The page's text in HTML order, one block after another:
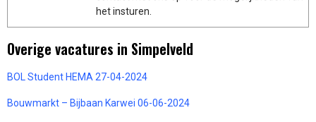
het insturen.
Overige vacatures in Simpelveld
BOL Student HEMA 27-04-2024
Bouwmarkt – Bijbaan Karwei 06-06-2024